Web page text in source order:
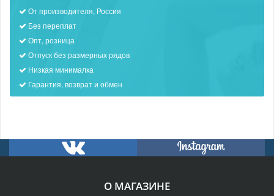
От производителя, Россия
Без переплат
Опт, розница
Отпуск без размерных рядов
Низкая минималка
Гарантия, возврат и обмен
О МАГАЗИНЕ